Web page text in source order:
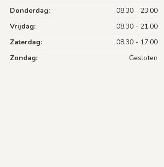
Donderdag:
08.30 - 23.00
Vrijdag:
08.30 - 21.00
Zaterdag:
08.30 - 17.00
Zondag:
Gesloten